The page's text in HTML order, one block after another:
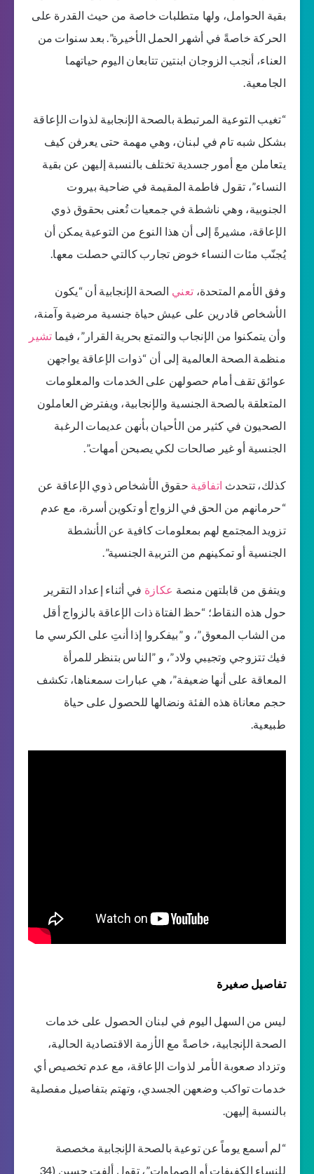
بقية الحوامل، ولها متطلبات خاصة من حيث القدرة على
الحركة خاصةً في أشهر الحمل الأخيرة”. بعد سنوات من
العناء، أنجب الزوجان ابنتين تتابعان اليوم حياتهما
الجامعية.
“تغيب التوعية المرتبطة بالصحة الإنجابية لذوات الإعاقة
بشكل شبه تام في لبنان، وهي مهمة حتى يعرفن كيف
يتعاملن مع أمور جسدية تختلف بالنسبة إليهن عن بقية
النساء”، تقول فاطمة المقيمة في ضاحية بيروت
الجنوبية، وهي ناشطة في جمعيات تُعنى بحقوق ذوي
الإعاقة، مشيرةً إلى أن هذا النوع من التوعية يمكن أن
يُجنّب مئات النساء خوض تجارب كالتي حصلت معها.
وفق الأمم المتحدة، تعني الصحة الإنجابية أن “يكون
الأشخاص قادرين على عيش حياة جنسية مرضية وآمنة،
وأن يتمكنوا من الإنجاب والتمتع بحرية القرار”، فيما تشير
منظمة الصحة العالمية إلى أن “ذوات الإعاقة يواجهن
عوائق تقف أمام حصولهن على الخدمات والمعلومات
المتعلقة بالصحة الجنسية والإنجابية، ويفترض العاملون
الصحيون في كثير من الأحيان بأنهن عديمات الرغبة
الجنسية أو غير صالحات لكي يصبحن أمهات”.
كذلك، تتحدث اتفاقية حقوق الأشخاص ذوي الإعاقة عن
“حرمانهم من الحق في الزواج أو تكوين أسرة، مع عدم
تزويد المجتمع لهم بمعلومات كافية عن الأنشطة
الجنسية أو تمكينهم من التربية الجنسية”.
ويتفق من قابلتهن منصة عكازة في أثناء إعداد التقرير
حول هذه النقاط؛ “حظ الفتاة ذات الإعاقة بالزواج أقل
من الشاب المعوق”، و ”بيفكروا إذا أنتِ على الكرسي ما
فيك تتزوجي وتجيبي ولاد”، و ”الناس بتنظر للمرأة
المعاقة على أنها ضعيفة”، هي عبارات سمعناها، تكشف
حجم معاناة هذه الفئة ونضالها للحصول على حياة
طبيعية.
تفاصيل صغيرة
ليس من السهل اليوم في لبنان الحصول على خدمات
الصحة الإنجابية، خاصةً مع الأزمة الاقتصادية الحالية،
وتزداد صعوبة الأمر لذوات الإعاقة، مع عدم تخصيص أي
خدمات تواكب وضعهن الجسدي، وتهتم بتفاصيل مفصلية
بالنسبة إليهن.
“لم أسمع يوماً عن توعية بالصحة الإنجابية مخصصة
للنساء الكفيفات أو الصماوات”، تقول ألفت حسين (34